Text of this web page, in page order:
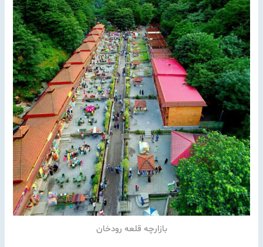
بازارچه قلعه رودخان